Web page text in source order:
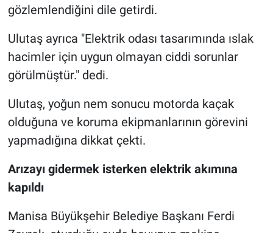
gözlemlendiğini dile getirdi.
Ulutaş ayrıca "Elektrik odası tasarımında ıslak
hacimler için uygun olmayan ciddi sorunlar
görülmüştür." dedi.
Ulutaş, yoğun nem sonucu motorda kaçak
olduğuna ve koruma ekipmanlarının görevini
yapmadığına dikkat çekti.
Arızayı gidermek isterken elektrik akımına
kapıldı
Manisa Büyükşehir Belediye Başkanı Ferdi